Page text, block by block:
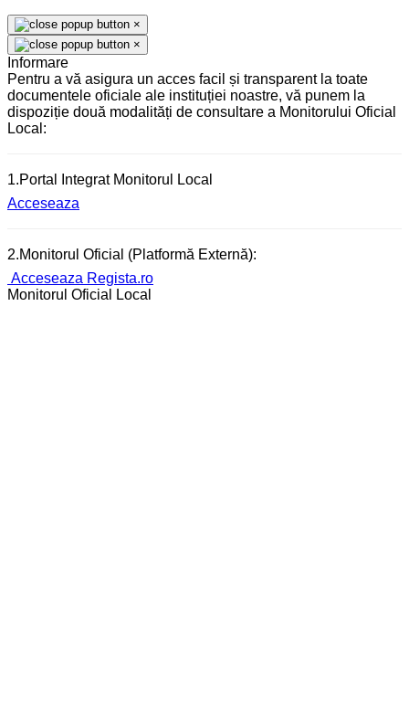
×
×
Informare
Pentru a vă asigura un acces facil și transparent la toate
documentele oficiale ale instituției noastre, vă punem la
dispoziție două modalități de consultare a Monitorului Oficial
Local:
1.Portal Integrat Monitorul Local
Acceseaza
2.Monitorul Oficial (Platformă Externă):
Acceseaza Regista.ro
Monitorul Oficial Local